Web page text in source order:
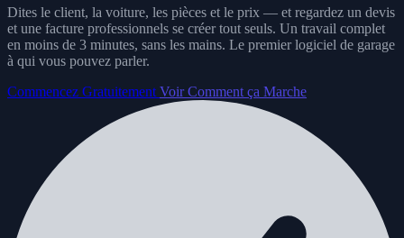
Dites le client, la voiture, les pièces et le prix — et regardez un devis
et une facture professionnels se créer tout seuls. Un travail complet
en moins de 3 minutes, sans les mains. Le premier logiciel de garage
à qui vous pouvez parler.
Commencez Gratuitement Voir Comment ça Marche